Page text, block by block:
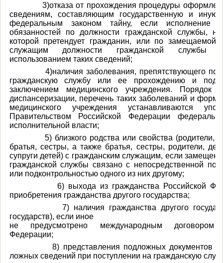
3)отказа от прохождения процедуры
сведениям, составляющим государственную и иную
федеральным законом тайну, если исполнение
обязанностей по должности гражданской службы,
которой претендует гражданин, или по замещаемой
служащим должности гражданской службы
использованием таких сведений;
4)наличия заболевания, препятствующего
гражданскую службу или ее прохождению и
заключением медицинского учреждения. Порядок
диспансеризации, перечень таких заболеваний и
медицинского учреждения устанавливаются
Правительством Российской Федерации
исполнительной власти;
5) близкого родства или свойства (родители,
братья, сестры, а также братья, сестры, родители,
супруги детей) с гражданским служащим, если
гражданской службы связано с непосредственной
или подконтрольностью одного из них другому;
6) выхода из гражданства Российской
приобретения гражданства другого государства;
7) наличия гражданства другого
государств), если иное
не предусмотрено международным договором
Федерации;
8) представления подложных документов
ложных сведений при поступлении на гражданскую